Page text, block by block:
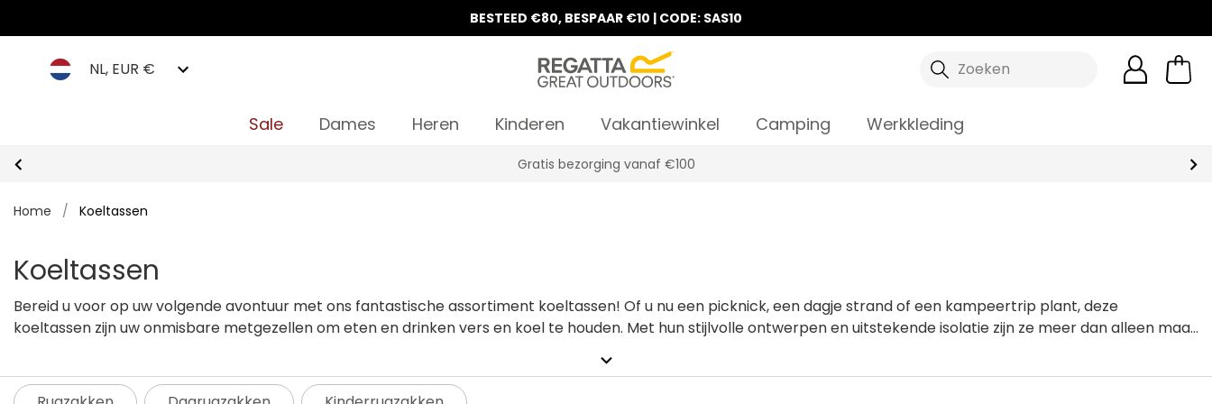
BESTEED €80, BESPAAR €10 | CODE: SAS10
NL, EUR € Zoeken
Sale Dames Heren Kinderen Vakantiewinkel Camping Werkkleding
Gratis bezorging vanaf €100
Home / Koeltassen
Koeltassen
Bereid u voor op uw volgende avontuur met ons fantastische assortiment koeltassen! Of u nu een picknick, een dagje strand of een kampeertrip plant, deze
koeltassen zijn uw onmisbare metgezellen om eten en drinken vers en koel te houden. Met hun stijlvolle ontwerpen en uitstekende isolatie zijn ze meer dan alleen maar
hieronder het volledige assortiment koeltassen van Regatta.
expand_more